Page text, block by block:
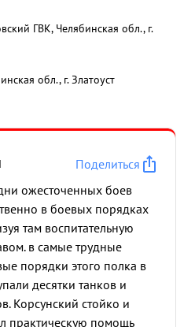
ГВК, Челябинская обл., г.
обл., г. Златоуст
Поделиться
ожесточенных боев
в боевых порядках
там воспитательную
в самые трудные
порядки этого полка в
десятки танков и
Корсунский стойко и
практическую помощь